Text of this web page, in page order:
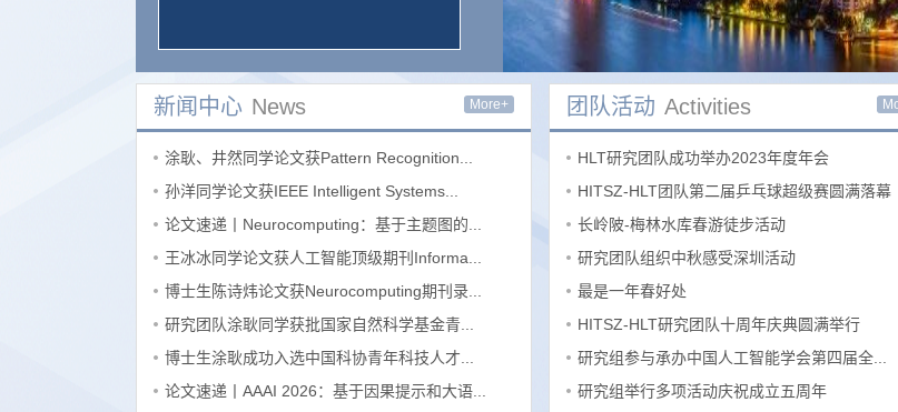
More+
新闻中心 News
涂耿、井然同学论文获Pattern Recognition...
孙洋同学论文获IEEE Intelligent Systems...
论文速递丨Neurocomputing：基于主题图的...
王冰冰同学论文获人工智能顶级期刊Informa...
博士生陈诗炜论文获Neurocomputing期刊录...
研究团队涂耿同学获批国家自然科学基金青...
博士生涂耿成功入选中国科协青年科技人才...
论文速递丨AAAI 2026：基于因果提示和大语...
团队活动 Activities
HLT研究团队成功举办2023年度年会
HITSZ-HLT团队第二届乒乓球超级赛圆满落幕
长岭陂-梅林水库春游徒步活动
研究团队组织中秋感受深圳活动
最是一年春好处
HITSZ-HLT研究团队十周年庆典圆满举行
研究组参与承办中国人工智能学会第四届全...
研究组举行多项活动庆祝成立五周年